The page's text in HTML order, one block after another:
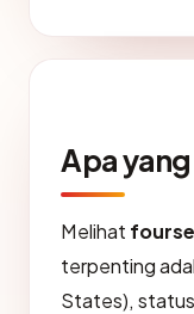
Apa
Melihat
terpenting
States),